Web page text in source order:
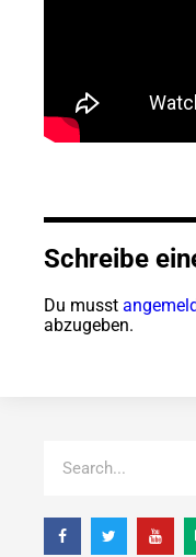
Schreibe
Du musst
abzugeben.